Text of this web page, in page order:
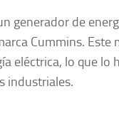
generador de
Cummins. Este
eléctrica, lo que lo
industriales.